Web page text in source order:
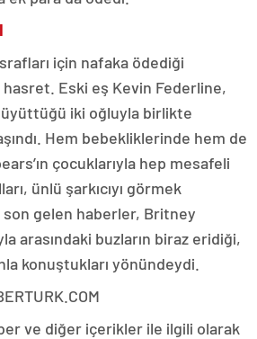
için nafaka ödediği
hasret. Eski eş Kevin Federline,
iki oğluyla birlikte
Hem bebekliklerinde hem de
çocuklarıyla hep mesafeli
ünlü şarkıcıyı görmek
gelen haberler, Britney
arasındaki buzların biraz eridiği,
konuştukları yönündeydi.
ve diğer içerikler ile ilgili olarak